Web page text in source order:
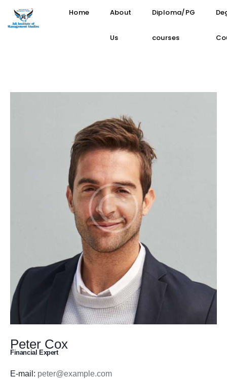
Home About
Us
Diploma/PG
courses
Degree Courses
Gallery
Blog
Contact Us
Peter Cox
Financial Expert
E-mail: peter@example.com